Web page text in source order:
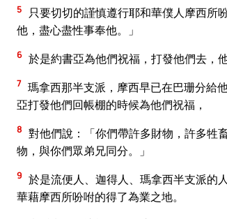
5
只要切切的謹慎遵行耶和華僕人摩西所
他，盡心盡性事奉他。」
6 於是約書亞為他們祝福，打發他們去，
7 瑪拿西那半支派，摩西早已在巴珊分給
亞打發他們回帳棚的時候為他們祝福，
8 對他們說：「你們帶許多財物，許多牲
物，與你們眾弟兄同分。」
9 於是流便人、迦得人、瑪拿西半支派的
華藉摩西所吩咐的得了為業之地。